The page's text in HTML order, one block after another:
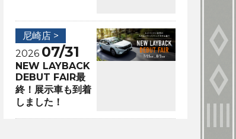
尼崎店 >
2026 07/31
NEW LAYBACK
DEBUT FAIR最
終！展示車も到着
しました！